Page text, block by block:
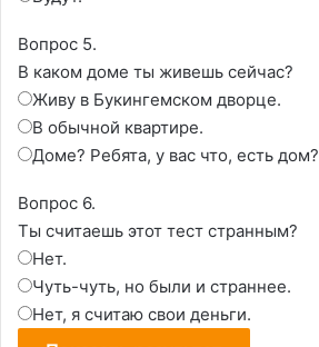
Вопрос 5.
В каком доме ты живешь сейчас?
Живу в Букингемском дворце.
В обычной квартире.
Доме? Ребята, у вас что, есть дом?
Вопрос 6.
Ты считаешь этот тест странным?
Нет.
Чуть-чуть, но были и страннее.
Нет, я считаю свои деньги.